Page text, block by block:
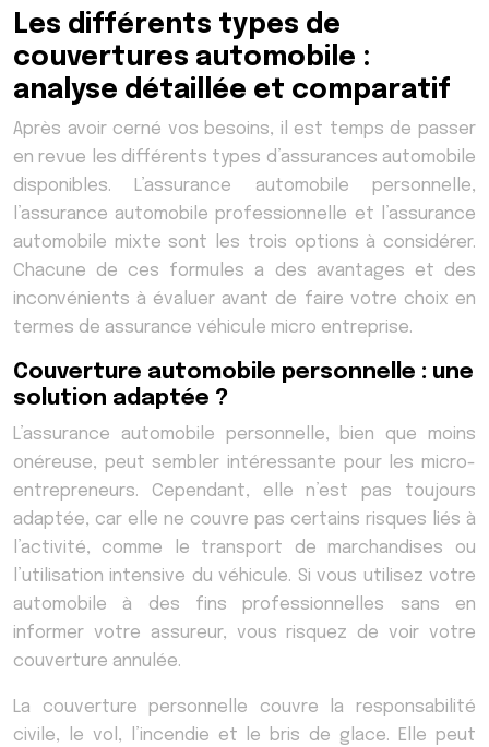
Les différents types de
couvertures automobile :
analyse détaillée et comparatif
Après avoir cerné vos besoins, il est temps de passer
en revue les différents types d’assurances automobile
disponibles. L’assurance automobile personnelle,
l’assurance automobile professionnelle et l’assurance
automobile mixte sont les trois options à considérer.
Chacune de ces formules a des avantages et des
inconvénients à évaluer avant de faire votre choix en
termes de assurance véhicule micro entreprise.
Couverture automobile personnelle : une
solution adaptée ?
L’assurance automobile personnelle, bien que moins
onéreuse, peut sembler intéressante pour les micro-
entrepreneurs. Cependant, elle n’est pas toujours
adaptée, car elle ne couvre pas certains risques liés à
l’activité, comme le transport de marchandises ou
l’utilisation intensive du véhicule. Si vous utilisez votre
automobile à des fins professionnelles sans en
informer votre assureur, vous risquez de voir votre
couverture annulée.
La couverture personnelle couvre la responsabilité
civile, le vol, l’incendie et le bris de glace. Elle peut